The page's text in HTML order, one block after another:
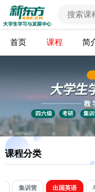
首页 课程 简
课程分类
集训营 出国英语